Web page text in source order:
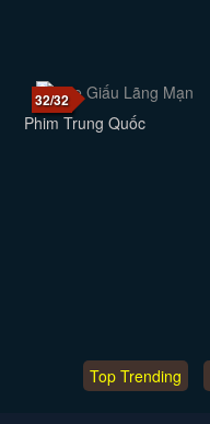
32/32
Phim Trung Quốc
Top Trending